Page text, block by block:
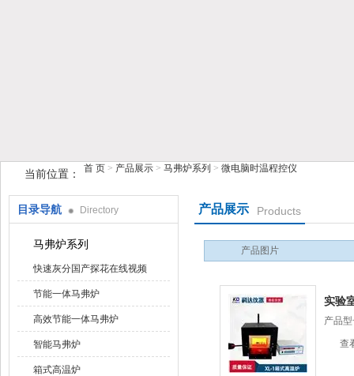
鹤壁市探花视频在线版播放免费观看仪器仪表有限公司
当前位置： 首 页 > 产品展示 > 马弗炉系列 > 微电脑时温程控仪
目录导航 Directory
马弗炉系列
快速灰分国产探花在线视频
节能一体马弗炉
高效节能一体马弗炉
智能马弗炉
箱式高温炉
产品展示 Products
产品图片
实验
产品型
查